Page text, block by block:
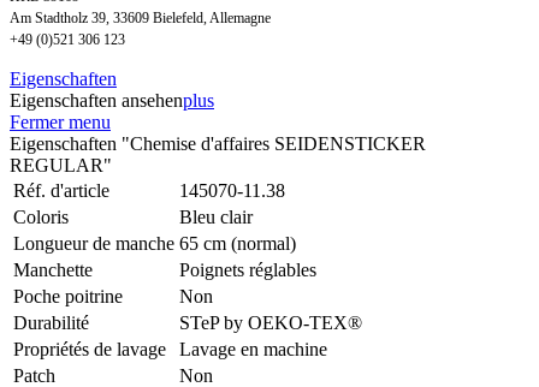
Am Stadtholz 39, 33609 Bielefeld, Allemagne
+49 (0)521 306 123
Eigenschaften
Eigenschaften ansehenplus
Fermer menu
Eigenschaften "Chemise d'affaires SEIDENSTICKER
REGULAR"
Réf. d'article
145070-11.38
Coloris
Bleu clair
Longueur de manche 65 cm (normal)
Manchette
Poignets réglables
Poche poitrine
Non
Durabilité
STeP by OEKO-TEX®
Propriétés de lavage
Lavage en machine
Patch
Non